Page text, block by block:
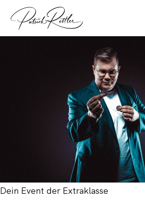
Dein Event der Extraklasse
HOME
STAND-UP
CLOSE-UP
KINDERSHOW